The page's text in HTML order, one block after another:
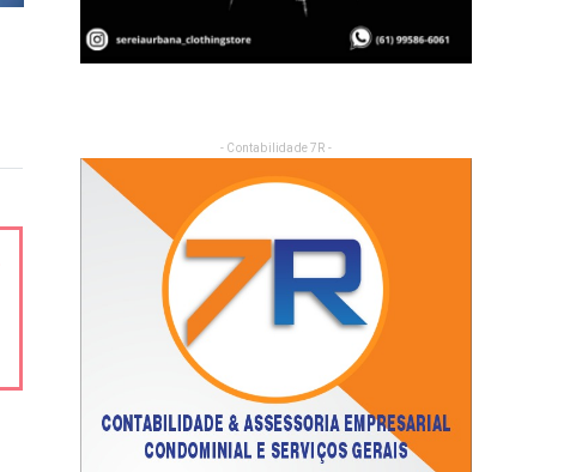
- Contabilidade 7R -